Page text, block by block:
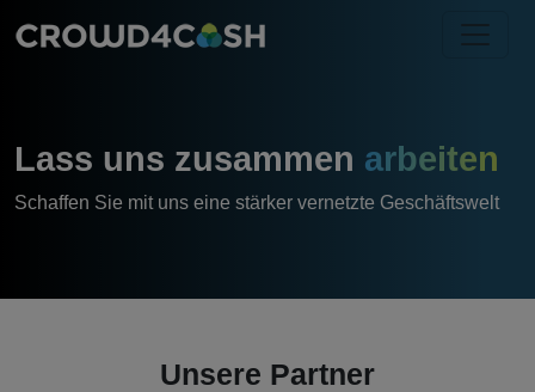
Lass uns zusammen arbeiten
Schaffen Sie mit uns eine stärker vernetzte Geschäftswelt
Unsere Partner